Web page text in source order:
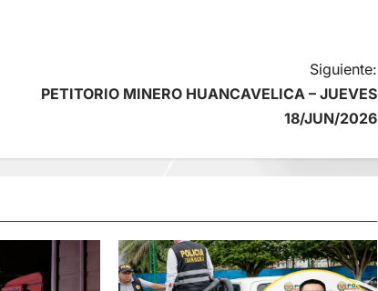
Siguiente:
PETITORIO MINERO HUANCAVELICA – JUEVES
18/JUN/2026